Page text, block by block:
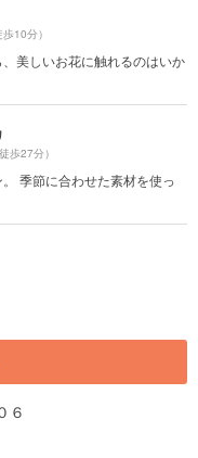
歩10分）
美しいお花に触れるのはいか
徒歩27分）
季節に合わせた素材を使っ
６